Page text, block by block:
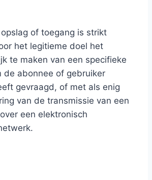
of toegang is strikt
het legitieme doel het
te maken van een specifieke
de abonnee of gebruiker
gevraagd, of met als enig
van de transmissie van een
een elektronisch